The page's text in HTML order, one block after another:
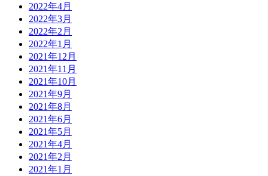
2022年4月
2022年3月
2022年2月
2022年1月
2021年12月
2021年11月
2021年10月
2021年9月
2021年8月
2021年6月
2021年5月
2021年4月
2021年2月
2021年1月